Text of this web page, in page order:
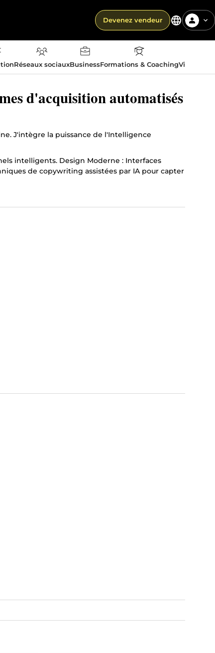
Devenez vendeur
Réseaux sociauxBusinessFormations & CoachingVie
d'acquisition automatisés
J'intègre la puissance de l'Intelligence
intelligents. Design Moderne : Interfaces
de copywriting assistées par IA pour capter